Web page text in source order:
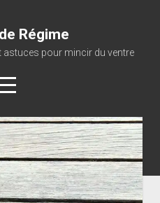
Régime
astuces pour mincir du ventre